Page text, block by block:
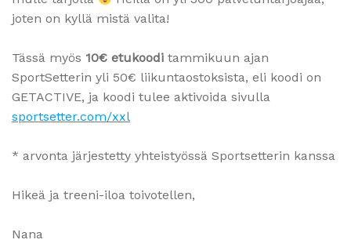
joten on kyllä mistä valita!
Tässä myös 10€ etukoodi tammikuun ajan
SportSetterin yli 50€ liikuntaostoksista, eli koodi on
GETACTIVE, ja koodi tulee aktivoida sivulla
sportsetter.com/xxl
* arvonta järjestetty yhteistyössä Sportsetterin kanssa
Hikeä ja treeni-iloa toivotellen,
Nana